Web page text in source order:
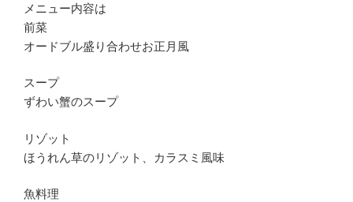
メニュー内容は
前菜
オードブル盛り合わせお正月風
スープ
ずわい蟹のスープ
リゾット
ほうれん草のリゾット、カラスミ風味
魚料理